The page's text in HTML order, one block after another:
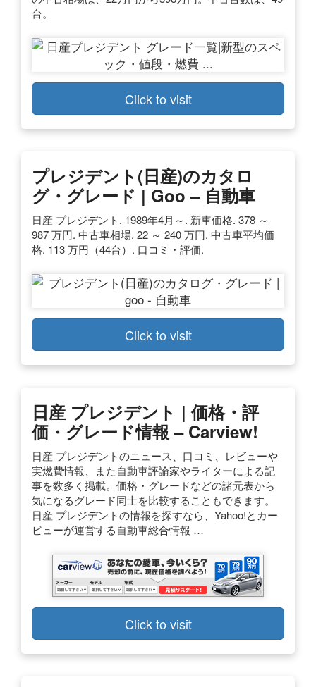
台。
Click to visit
プレジデント(日産)のカタロ
グ・グレード | Goo – 自動車
日産 プレジデント. 1989年4月～. 新車価格. 378 ～
987 万円. 中古車相場. 22 ～ 240 万円. 中古車平均価
格. 113 万円（44台）. 口コミ・評価.
Click to visit
日産 プレジデント | 価格・評
価・グレード情報 – Carview!
日産 プレジデントのニュース、口コミ、レビューや
実燃費情報、また自動車評論家やライターによる記
事を数多く掲載。価格・グレードなどの諸元表から
気になるグレード同士を比較することもできます。
日産 プレジデントの情報を探すなら、Yahoo!とカー
ビューが運営する自動車総合情報 …
Click to visit